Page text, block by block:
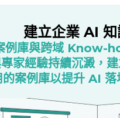
建立企業 AI
例庫與跨域Know-
家經驗持續沉澱，
的案例庫以提升 AI 落